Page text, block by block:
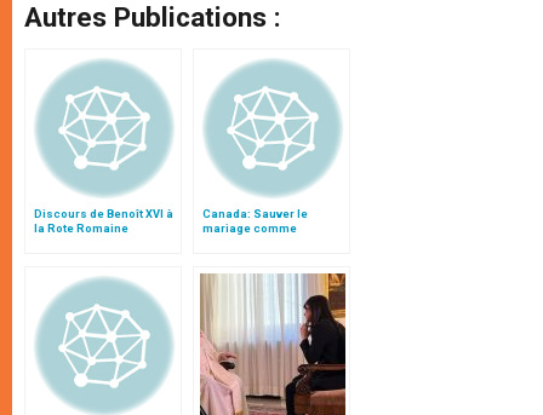
Autres Publications :
Discours de Benoît XVI à
la Rote Romaine
Canada: Sauver le
mariage comme